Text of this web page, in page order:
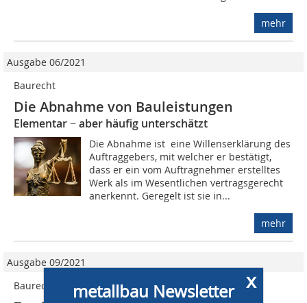
x
metallbau Newsletter
mehr
Ausgabe 06/2021
Baurecht
Die Abnahme von Bauleistungen
Elementar − aber häufig unterschätzt
Die Abnahme ist eine Willenserklärung des
Auftraggebers, mit welcher er bestätigt,
dass er ein vom Auftragnehmer erstelltes
Werk als im Wesentlichen vertragsgerecht
anerkennt. Geregelt ist sie in...
mehr
Ausgabe 09/2021
Baurecht